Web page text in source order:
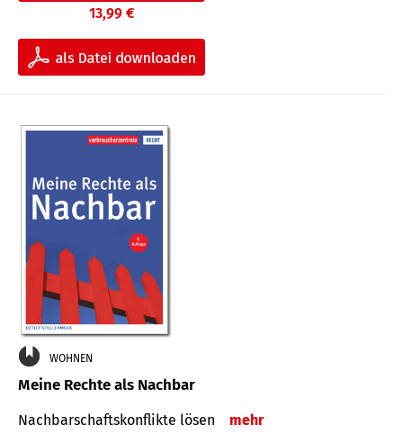
13,99 €
WOHNEN
Meine Rechte als Nachbar
Nach­bar­schafts­konflikte lösen mehr